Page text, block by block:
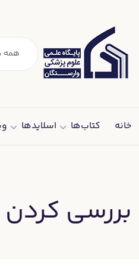
همه
خانه کتاب‌ها اسلایدها
بررسی کردن